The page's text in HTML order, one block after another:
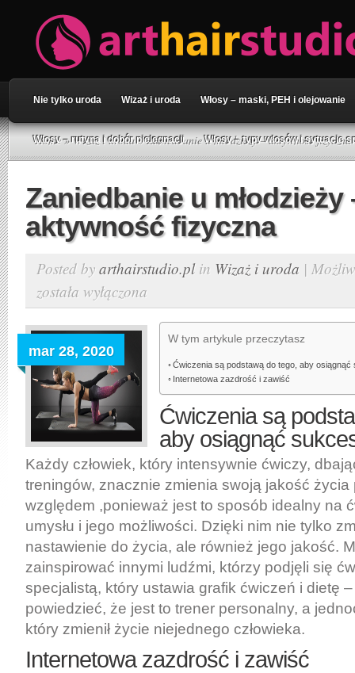
Nie tylko uroda Wizaż i uroda Włosy – maski, PEH i olejowanie
Włosy – rutyna i dobór pielęgnacji Włosy – typy włosów i sytuacje
Home»Wizaż i uroda» Zaniedbanie u młodzieży – aktywność fizyczna
Zaniedbanie u młodzieży
aktywność fizyczna
Posted by arthairstudio.plin Wizaż i uroda |
została wyłączona
mar 28, 2020
W tym artykule przeczytasz
Ćwiczenia są podstawą do tego, aby osiągnąć
Internetowa zazdrość i zawiść
Ćwiczenia są
aby osiągnąć
Każdy człowiek, który intensywnie ćwiczy,
treningów, znacznie zmienia swoją jakość życia
względem ,ponieważ jest to sposób idealny na
umysłu i jego możliwości. Dzięki nim nie tylko
nastawienie do życia, ale również jego jakość.
zainspirować innymi ludźmi, którzy podjęli się
specjalistą, który ustawia grafik ćwiczeń i dietę
powiedzieć, że jest to trener personalny, a
który zmienił życie niejednego człowieka.
Internetowa zazdrość i zawiść